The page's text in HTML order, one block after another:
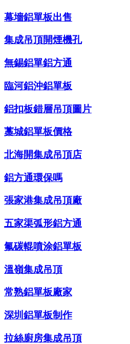
幕墻鋁單板出售
集成吊頂開煙機孔
無錫鋁單鋁方通
臨河鋁沖鋁單板
鋁扣板錯層吊頂圖片
藁城鋁單板價格
北海開集成吊頂店
鋁方通環保嗎
張家港集成吊頂廠
五家渠弧形鋁方通
氟碳輥噴涂鋁單板
溫嶺集成吊頂
常熟鋁單板廠家
深圳鋁單板制作
拉絲廚房集成吊頂